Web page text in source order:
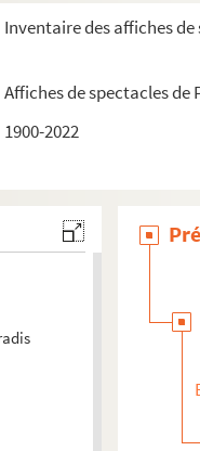
Inventaire des affiches de
Affiches de spectacles de
1900-2022